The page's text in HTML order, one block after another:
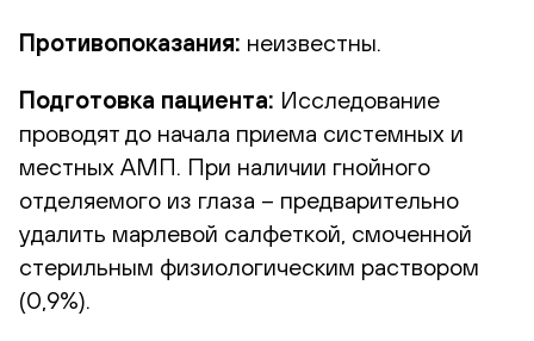
Противопоказания: неизвестны.
Подготовка пациента: Исследование
проводят до начала приема системных и
местных АМП. При наличии гнойного
отделяемого из глаза – предварительно
удалить марлевой салфеткой, смоченной
стерильным физиологическим раствором
(0,9%).